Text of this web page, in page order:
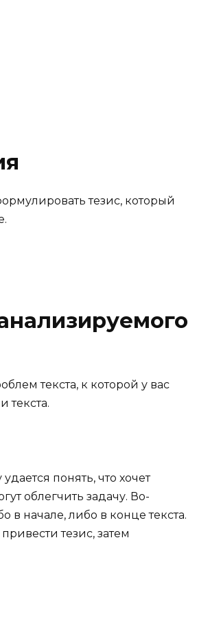
тезис, который
текста, к которой у вас
текста.
понять, что хочет
облегчить задачу. Во-
начале, либо в конце текста.
тезис, затем